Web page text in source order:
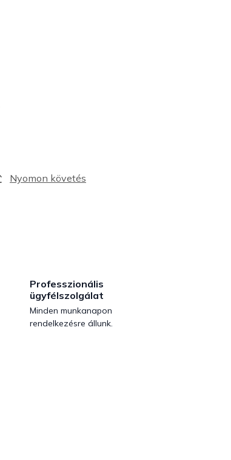
Nyomon követés
Professzionális
ügyfélszolgálat
Minden munkanapon
rendelkezésre állunk.